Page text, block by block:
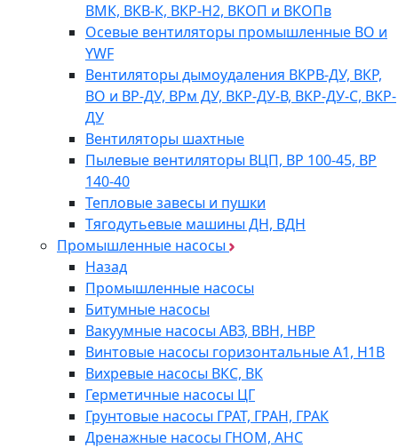
ВМК, ВКВ-К, ВКР-Н2, ВКОП и ВКОПв
Осевые вентиляторы промышленные ВО и
YWF
Вентиляторы дымоудаления ВКРВ-ДУ, ВКР,
ВО и ВР-ДУ, ВРм ДУ, ВКР-ДУ-В, ВКР-ДУ-С, ВКР-
ДУ
Вентиляторы шахтные
Пылевые вентиляторы ВЦП, ВР 100-45, ВР
140-40
Тепловые завесы и пушки
Тягодутьевые машины ДН, ВДН
Промышленные насосы
Назад
Промышленные насосы
Битумные насосы
Вакуумные насосы АВЗ, ВВН, НВР
Винтовые насосы горизонтальные А1, Н1В
Вихревые насосы ВКС, ВК
Герметичные насосы ЦГ
Грунтовые насосы ГРАТ, ГРАН, ГРАК
Дренажные насосы ГНОМ, АНС